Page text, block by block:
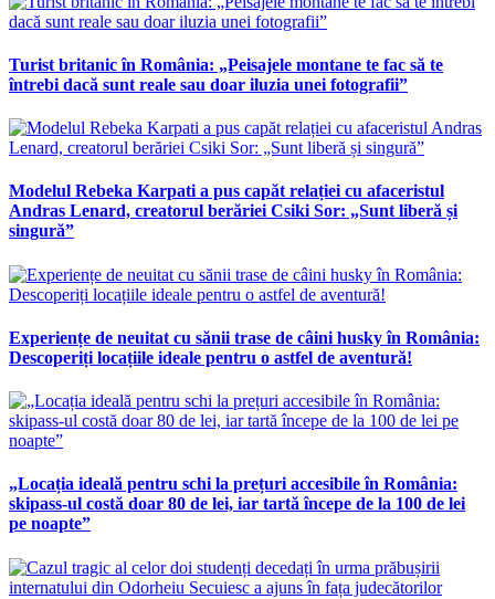
Turist britanic în România: „Peisajele montane te fac să te
întrebi dacă sunt reale sau doar iluzia unei fotografii”
Modelul Rebeka Karpati a pus capăt relației cu afaceristul
Andras Lenard, creatorul berăriei Csiki Sor: „Sunt liberă și
singură”
Experiențe de neuitat cu sănii trase de câini husky în România:
Descoperiți locațiile ideale pentru o astfel de aventură!
„Locația ideală pentru schi la prețuri accesibile în România:
skipass-ul costă doar 80 de lei, iar tartă începe de la 100 de lei
pe noapte”